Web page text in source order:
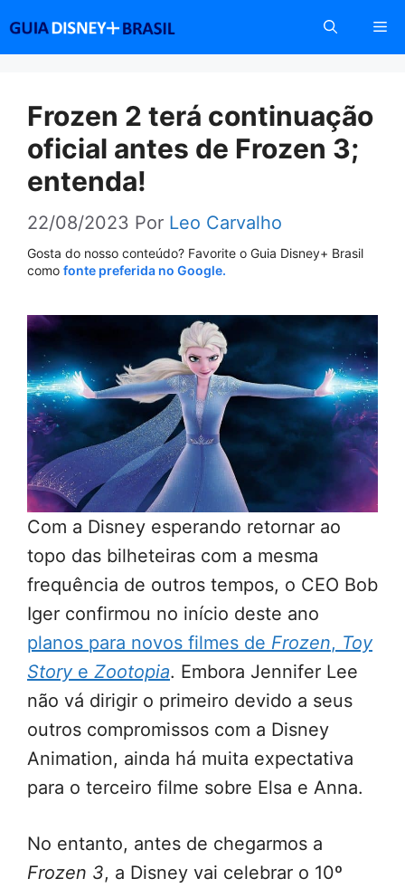
conteúdo
Frozen 2 terá continuação
oficial antes de Frozen 3;
entenda!
22/08/2023 Por Leo Carvalho
Gosta do nosso conteúdo? Favorite o Guia Disney+ Brasil
como fonte preferida no Google.
Com a Disney esperando retornar ao
topo das bilheteiras com a mesma
frequência de outros tempos, o CEO Bob
Iger confirmou no início deste ano
planos para novos filmes de Frozen, Toy
Storye Zootopia. Embora Jennifer Lee
não vá dirigir o primeiro devido a seus
outros compromissos com a Disney
Animation, ainda há muita expectativa
para o terceiro filme sobre Elsa e Anna.
No entanto, antes de chegarmos a
Frozen 3, a Disney vai celebrar o 10º